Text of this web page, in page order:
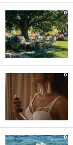
0
0
0